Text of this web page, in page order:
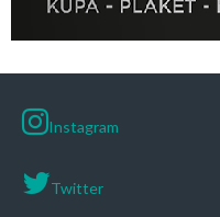
Instagram
Twitter